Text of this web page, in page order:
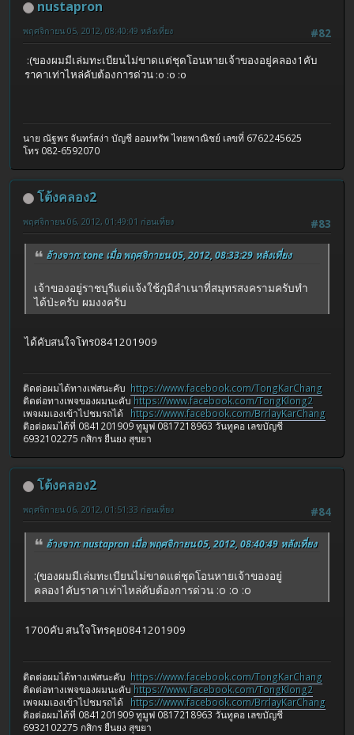
nustapron
#82
พฤศจิกายน 05, 2012, 08:40:49 หลังเที่ยง
:(ของผมมีเล่มทะเบียนไม่ขาดแต่ชุดโอนหายเจ้าของอยู่คลอง1คับ
ราคาเท่าไหล่คับต้องการด่วน :o :o :o
นาย ณัฐพร จันทร์สง่า บัญชี ออมทรัพ ไทยพาณิชย์ เลขที่ 6762245625
โทร 082-6592070
โต้งคลอง2
#83
พฤศจิกายน 06, 2012, 01:49:01 ก่อนเที่ยง
อ้างจาก: tone เมื่อ พฤศจิกายน 05, 2012, 08:33:29 หลังเที่ยง
เจ้าของอยู่ราชบุรีแต่แจ้งใช้ภูมิลำเนาที่สมุทรสงครามครับทำ
ได้ป่ะครับ ผมงงครับ
ได้คับสนใจโทร0841201909
ติดต่อผมได้ทางเฟสนะคับ https://www.facebook.com/TongKarChang
ติดต่อทางเพจของผมนะคับ https://www.facebook.com/TongKlong2
เพจผมเองเข้าไปชมรถได้ https://www.facebook.com/BrrlayKarChang
ติอต่อผมได้ที่ 0841201909 ทูมูฟ 0817218963 วันทูคอ เลขบัญชี
6932102275 กสิกร ยืนยง สุขยา
โต้งคลอง2
#84
พฤศจิกายน 06, 2012, 01:51:33 ก่อนเที่ยง
อ้างจาก: nustapron เมื่อ พฤศจิกายน 05, 2012, 08:40:49 หลังเที่ยง
:(ของผมมีเล่มทะเบียนไม่ขาดแต่ชุดโอนหายเจ้าของอยู่
คลอง1คับราคาเท่าไหล่คับต้องการด่วน :o :o :o
1700คับ สนใจโทรคุย0841201909
ติดต่อผมได้ทางเฟสนะคับ https://www.facebook.com/TongKarChang
ติดต่อทางเพจของผมนะคับ https://www.facebook.com/TongKlong2
เพจผมเองเข้าไปชมรถได้ https://www.facebook.com/BrrlayKarChang
ติอต่อผมได้ที่ 0841201909 ทูมูฟ 0817218963 วันทูคอ เลขบัญชี
6932102275 กสิกร ยืนยง สุขยา